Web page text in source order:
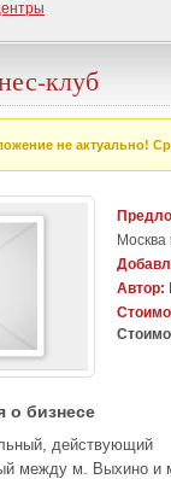
клуб
не актуально!
Автор:
о бизнесе
действующий
между м. Выхино и